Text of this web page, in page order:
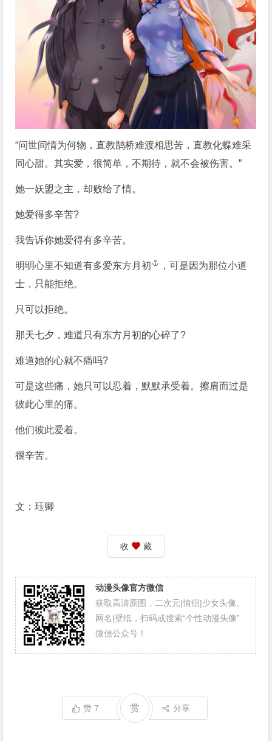
“问世间情为何物，直教鹊桥难渡相思苦，直教化蝶难采
同心甜。其实爱，很简单，不期待，就不会被伤害。”
她一妖盟之主，却败给了情。
她爱得多辛苦?
我告诉你她爱得有多辛苦。
明明心里不知道有多爱东方月初
，可是因为那位小道
士，只能拒绝。
只可以拒绝。
那天七夕，难道只有东方月初的心碎了?
难道她的心就不痛吗?
可是这些痛，她只可以忍着，默默承受着。擦肩而过是
彼此心里的痛。
他们彼此爱着。
很辛苦。
文：珏卿
收 藏
动漫头像官方微信
获取高清原图，二次元|情侣|少女头像、
网名|壁纸，扫码或搜索“个性动漫头像”
微信公众号！
赞7 赏 分享